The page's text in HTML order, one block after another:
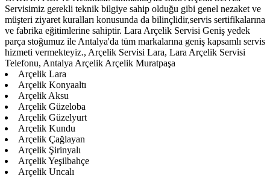
Servisimiz gerekli teknik bilgiye sahip olduğu gibi genel nezaket ve
müşteri ziyaret kuralları konusunda da bilinçlidir,servis sertifikalarına
ve fabrika eğitimlerine sahiptir. Lara Arçelik Servisi Geniş yedek
parça stoğumuz ile Antalya'da tüm markalarına geniş kapsamlı servis
hizmeti vermekteyiz., Arçelik Servisi Lara, Lara Arçelik Servisi
Telefonu, Antalya Arçelik Arçelik Muratpaşa
Arçelik Lara
Arçelik Konyaaltı
Arçelik Aksu
Arçelik Güzeloba
Arçelik Güzelyurt
Arçelik Kundu
Arçelik Çağlayan
Arçelik Şirinyalı
Arçelik Yeşilbahçe
Arçelik Uncalı